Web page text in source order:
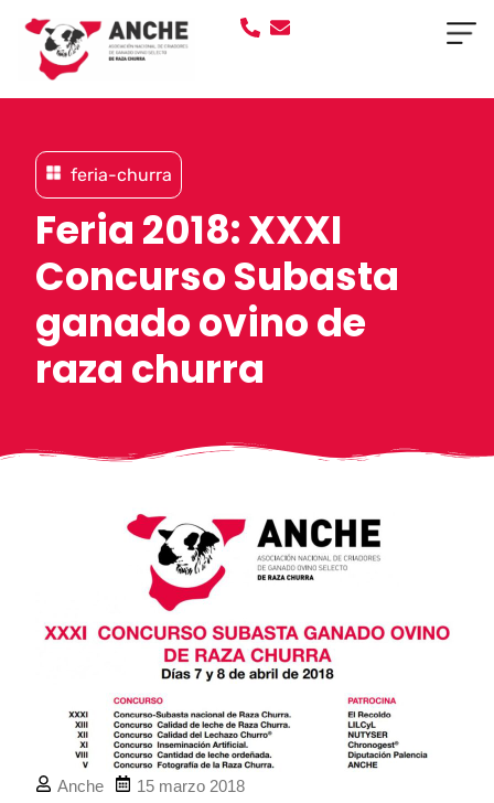
feria-churra
Feria 2018: XXXI
Concurso Subasta
ganado ovino de
raza churra
Anche 15 marzo 2018